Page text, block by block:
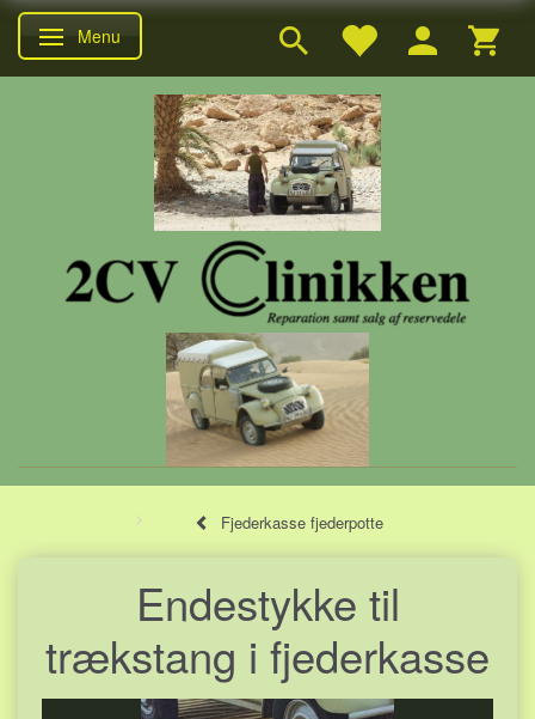
Skifte navigation
Menu
Fjederkasse fjederpotte
Endestykke til
trækstang i fjederkasse